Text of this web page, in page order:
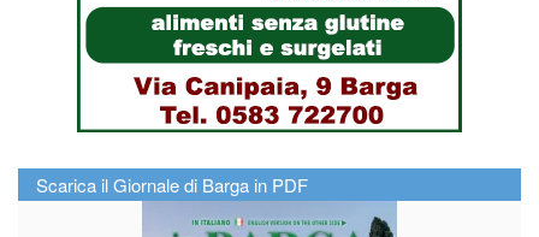
Scarica il Giornale di Barga in PDF